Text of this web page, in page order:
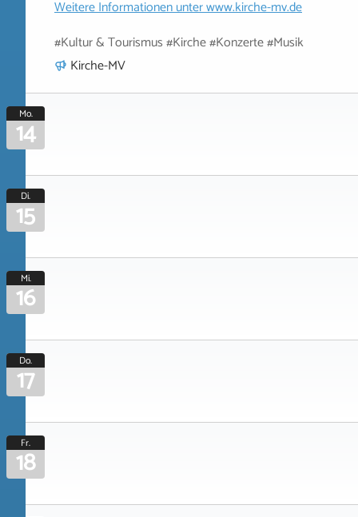
Weitere Informationen unterwww.kirche-mv.de
#Kultur & Tourismus #Kirche #Konzerte #Musik
Kirche-MV
Mo.
14
Di.
15
Mi.
16
Do.
17
Fr.
18